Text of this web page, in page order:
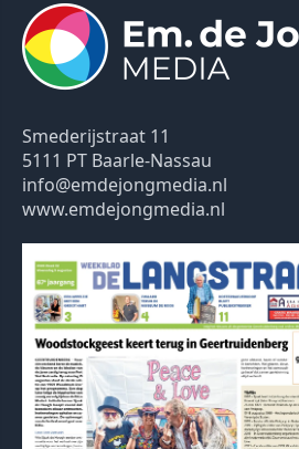
Smederijstraat 11
5111 PT Baarle-Nassau
info@emdejongmedia.nl
www.emdejongmedia.nl